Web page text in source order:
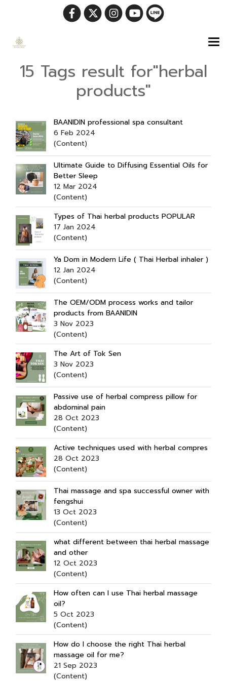
15 Tags result for"herbal
products"
BAANIDIN professional spa consultant
6 Feb 2024
(Content)
Ultimate Guide to Diffusing Essential Oils for
Better Sleep
12 Mar 2024
(Content)
Types of Thai herbal products POPULAR
17 Jan 2024
(Content)
Ya Dom in Modern Life ( Thai Herbal inhaler )
12 Jan 2024
(Content)
The OEM/ODM process works and tailor
products from BAANIDIN
3 Nov 2023
(Content)
The Art of Tok Sen
3 Nov 2023
(Content)
Passive use of herbal compress pillow for
abdominal pain
28 Oct 2023
(Content)
Active techniques used with herbal compres
28 Oct 2023
(Content)
Thai massage and spa successful owner with
fengshui
13 Oct 2023
(Content)
what different between thai herbal massage
and other
12 Oct 2023
(Content)
How often can I use Thai herbal massage
oil?
5 Oct 2023
(Content)
How do I choose the right Thai herbal
massage oil for me?
21 Sep 2023
(Content)